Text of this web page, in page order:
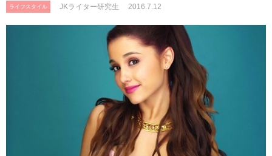
ライフスタイル JKライター研究生 2016.7.12